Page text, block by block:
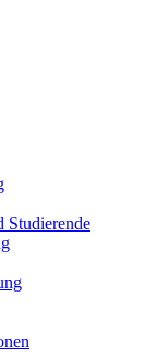
Studierende